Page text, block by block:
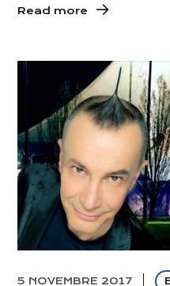
Read more
5 NOVEMBRE 2017